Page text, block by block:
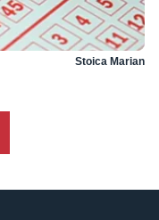
Stoica Marian